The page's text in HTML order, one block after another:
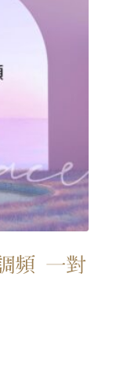
頻 一對